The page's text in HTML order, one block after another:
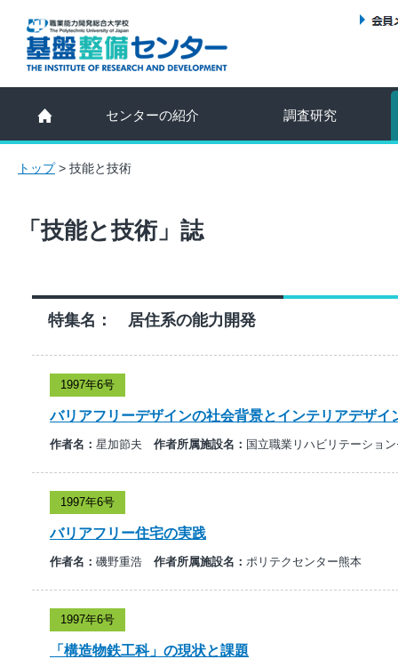
センターの紹介 調査研究
トップ> 技能と技術
「技能と技術」誌
特集名： 居住系の能力開発
1997年6号
バリアフリーデザインの社会背景とインテリアデザイ
作者名： 星加節夫 作者所属施設名： 国立職業リハビリテーショ
1997年6号
バリアフリー住宅の実践
作者名： 磯野重浩 作者所属施設名： ポリテクセンター熊本
1997年6号
「構造物鉄工科」の現状と課題